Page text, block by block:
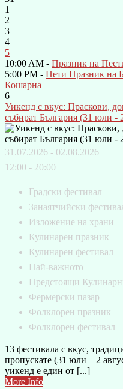
1
2
3
4
5
10:00 AM - Празник на
5:00 PM - Пети Празник на
Кошарна
6
Уикенд с вкус: Праскови,
събират България (31 юли -
31.07.2026 - 02.08.2026
12:00 - 20:00
Градски фестивал
Занаятчийски
Изложение на храни
Кулинарен празник
Кулинарен фестивал
Най-важното
Предстоящи
Фермерски пазар
Фолклорен празник
Фолклорен фестивал
13 фестивала с вкус,
пропускате (31 юли – 2
уикенд е един от [...]
More Info